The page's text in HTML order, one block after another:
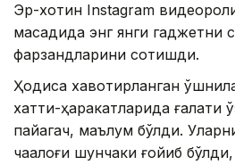
Эр-хотин Instagram
мақсадида энг янги гаджетни
фарзандларини сотишди.
Ҳодиса хавотирланган
хатти-ҳаракатларида ғалати
пайқагач, маълум бўлди.
чақалоғи шунчаки ғойиб